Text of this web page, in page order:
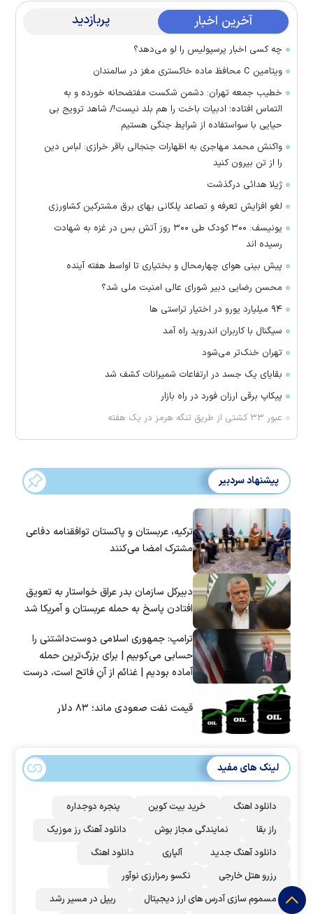
آخرین اخبار پربازدید
چه کسی اخبار پرسپولیس را لو می‌دهد؟
ویتامین C محافظ ماده خاکستری مغز در سالمندان
خطیب جمعه تهران: دشمن شکست مفتضحانه خورده و به
التماس افتاده؛ ادبیات باخت را هم بلد نیست!/ شاهد ترویج بی
حیایی با سواستفاده از شرایط جنگی هستیم
واکنش محمد مهاجری به اظهارات جنجالی باقر خرازی: لباس دین
را از تن بیرون کنید
ژیلا هدائی درگذشت
لغو افزایش تعرفه و تصاعد پلکانی بهای برق مشترکین کشاورزی
یونیسف: ۳۰۰ کودک طی ۳۰۰ روز آتش بس در غزه به شهادت
رسیده اند
پیش بینی هوای چهارمحال و بختیاری تا اواسط هفته آینده
محسن رضایی دبیر شورای عالی امنیت ملی شد؟
۹۴ میلیارد یورو در اختیار تراستی ها
سیگنال با کاربران اندروید راه آمد
تهران خنک‌تر می‌شود
بقایای یک جسد در ارتفاعات شمیرانات کشف شد
پیکاپ برقی ارزان فورد در راه بازار
عبور ۳۳ کشتی از طریق تنگه هرمز در یک هفته
پیشنهاد سردبیر
ترکیه، عربستان و پاکستان توافقنامه دفاعی
مشترک امضا می‌کنند
دبیرکل سازمان بدر عراق خواستار به تعویق
افتادن پاسخ به حمله عربستان و آمریکا شد
ترامپ: جمهوری اسلامی دوست‌داشتنی را
حسابی می‌کوبیم | برای بزرگ‌ترین حمله
آماده بودیم | غنائم از آنِ فاتح است، درست
قیمت نفت صعودی ماند؛ ۸۳ دلار
لینک های مفید
دانلود اهنگ خرید بیت کوین
پنجره دوجداره
راز بقا
نمایندگی مجاز بوش
دانلود آهنگ رز‌ موزیک
دانلود آهنگ جدید
آلپاری
دانلود اهنگ
رزرو هتل خارجی
نکسو رمزارزی نوآور
مسموم سازی آدرس های ارز دیجیتال
ریپل در مسیر رشد